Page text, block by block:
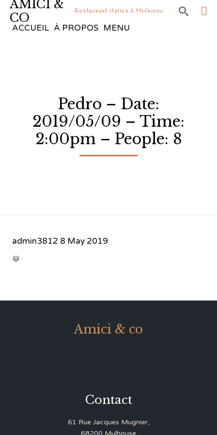
AMICI &
CO
Restaurant italien à Mulhouse 
ACCUEIL À PROPOS MENU
Pedro – Date:
2019/05/09 – Time:
2:00pm – People: 8
admin3812 8 May 2019

Amici & co
Contact
61 Rue Jacques Mugnier,